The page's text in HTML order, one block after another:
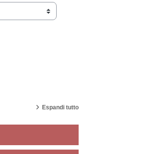
Espandi tutto